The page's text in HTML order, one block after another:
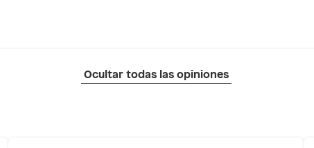
Ocultar todas las opiniones